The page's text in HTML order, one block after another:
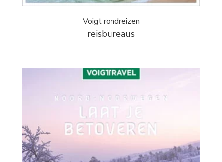
Voigt rondreizen
reisbureaus